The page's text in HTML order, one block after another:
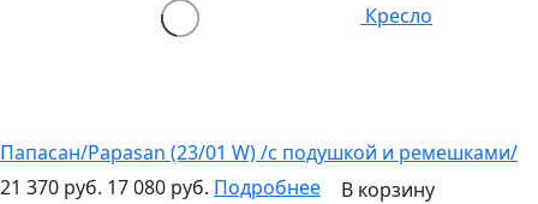
Кресло
Папасан/Papasan (23/01 W) /с подушкой и ремешками/
21 370 руб. 17 080 руб. Подробнее В корзину